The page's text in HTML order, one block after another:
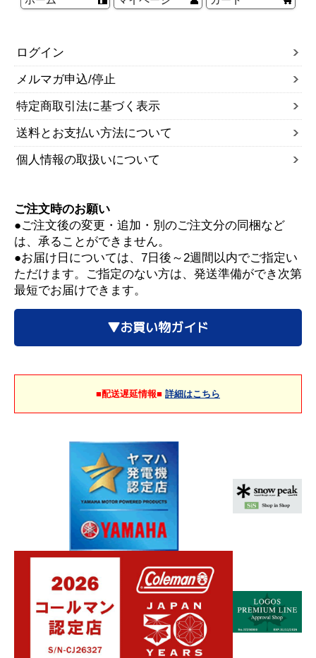
ログイン
メルマガ申込/停止
特定商取引法に基づく表示
送料とお支払い方法について
個人情報の取扱いについて
ご注文時のお願い
●ご注文後の変更・追加・別のご注文分の同梱など
は、承ることができません。
●お届け日については、7日後～2週間以内でご指定い
ただけます。ご指定のない方は、発送準備ができ次第
最短でお届けできます。
▼お買い物ガイド
■配送遅延情報■ 詳細はこちら